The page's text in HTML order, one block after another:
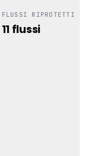
FLUSSI RIPROTETTI
11 flussi